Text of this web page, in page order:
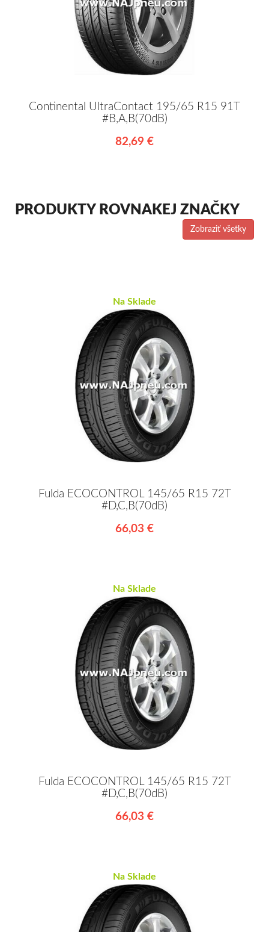
Continental UltraContact 195/65 R15 91T
#B,A,B(70dB)
82,69 €
PRODUKTY ROVNAKEJ ZNAČKY
Zobraziť všetky
Na Sklade
Fulda ECOCONTROL 145/65 R15 72T
#D,C,B(70dB)
66,03 €
Na Sklade
Fulda ECOCONTROL 145/65 R15 72T
#D,C,B(70dB)
66,03 €
Na Sklade